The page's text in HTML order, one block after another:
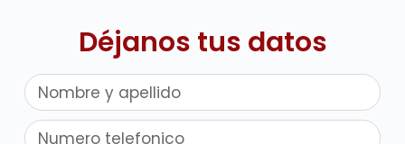
Déjanos tus datos